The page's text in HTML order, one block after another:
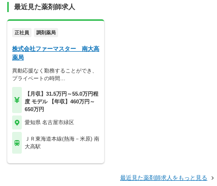
最近見た薬剤師求人
正社員 調剤薬局
株式会社ファーマスター 南大高
薬局
異動応援なく勤務することができ、
プライベートの時間…
【月収】31.5万円～55.0万円程
度 モデル 【年収】460万円～
650万円
愛知県 名古屋市緑区
ＪＲ東海道本線(熱海－米原) 南
大高駅
最近見た薬剤師求人をもっと見る